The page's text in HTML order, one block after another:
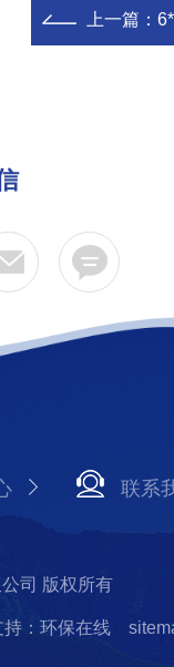
上一篇：
联系
司 版权所有
持：环保在线